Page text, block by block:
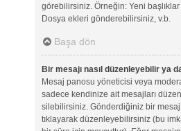
görebilirsiniz. Örneğin: Yeni
Dosya ekleri gönderebilirsiniz, v.b.
Başa dön
Bir mesajı nasıl düzenleyebilir ya
Mesaj panosu yöneticisi veya
sadece kendinize ait mesajları
silebilirsiniz. Gönderdiğiniz bir
tıklayarak düzenleyebilirsiniz (bu